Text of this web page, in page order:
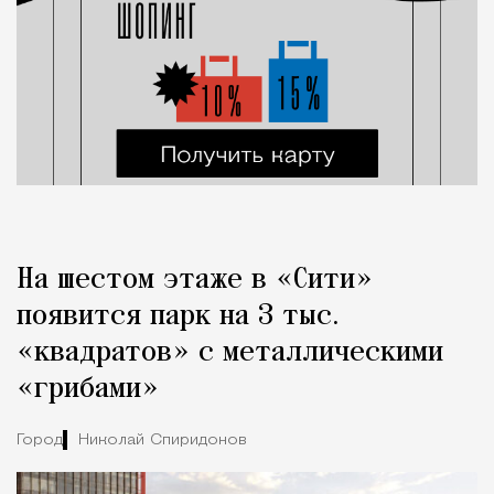
На шестом этаже в «Сити»
появится парк на 3 тыс.
«квадратов» с металлическими
«грибами»
Город Николай Спиридонов